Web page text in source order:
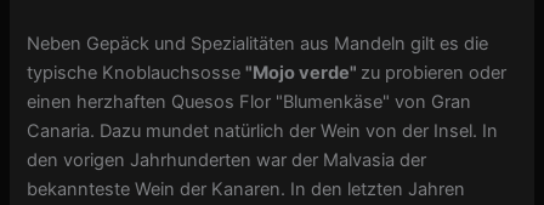
Neben Gepäck und Spezialitäten aus Mandeln gilt es die
typische Knoblauchsosse"Mojo verde" zu probieren oder
einen herzhaften Quesos Flor "Blumenkäse" von Gran
Canaria. Dazu mundet natürlich der Wein von der Insel. In
den vorigen Jahrhunderten war der Malvasia der
bekannteste Wein der Kanaren. In den letzten Jahren